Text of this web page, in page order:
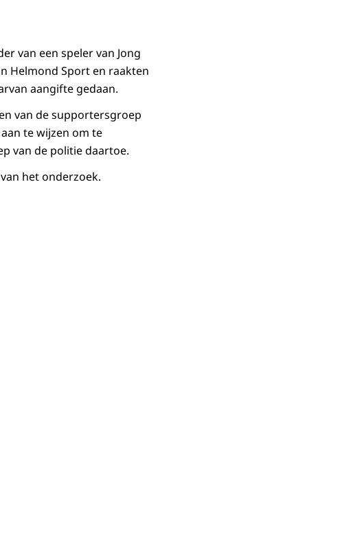
van een speler van Jong
Helmond Sport en raakten
aangifte gedaan.
van de supportersgroep
te wijzen om te
van de politie daartoe.
het onderzoek.